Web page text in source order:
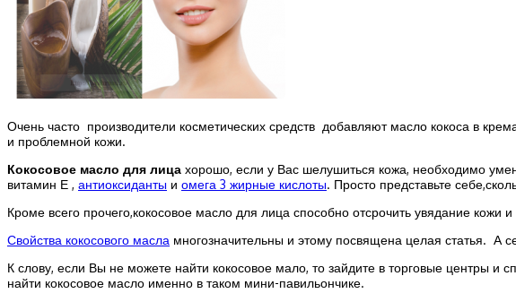
Очень часто производители косметических средств добавляют масло кокоса в
и проблемной кожи.
Кокосовое масло для лица хорошо, если у Вас шелушиться кожа, необходимо
витамин Е , антиоксиданты и омега 3 жирные кислоты. Просто представьте
Кроме всего прочего,кокосовое масло для лица способно отсрочить увядание
Свойства кокосового масла многозначительны и этому посвящена целая статья. А
К слову, если Вы не можете найти кокосовое мало, то зайдите в торговые центры
найти кокосовое масло именно в таком мини-павильончике.